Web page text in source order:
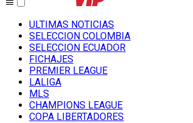
ULTIMAS NOTICIAS
SELECCION COLOMBIA
SELECCION ECUADOR
FICHAJES
PREMIER LEAGUE
LALIGA
MLS
CHAMPIONS LEAGUE
COPA LIBERTADORES